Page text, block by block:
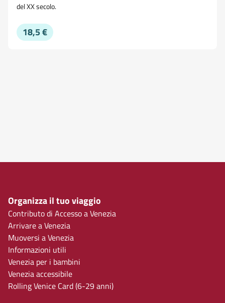
del XX secolo.
18,5 €
Organizza il tuo viaggio
Contributo di Accesso a Venezia
Arrivare a Venezia
Muoversi a Venezia
Informazioni utili
Venezia per i bambini
Venezia accessibile
Rolling Venice Card (6-29 anni)